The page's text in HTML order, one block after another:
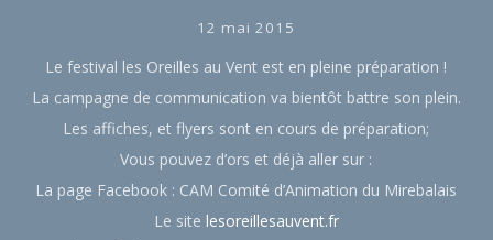
12 mai 2015
Le festival les Oreilles au Vent est en pleine préparation !
La campagne de communication va bientôt battre son plein.
Les affiches, et flyers sont en cours de préparation;
Vous pouvez d’ors et déjà aller sur :
La page Facebook : CAM Comité d’Animation du Mirebalais
Le site lesoreillesauvent.fr